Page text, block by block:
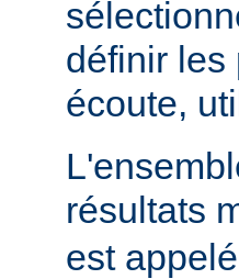
définir les
écoute,
résultats
est appelé